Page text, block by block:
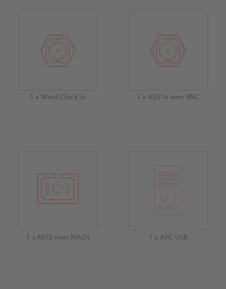
1 x Word Clock In 1 x AES In over BNC
1 x MIDI over MADI 1 x ARC USB